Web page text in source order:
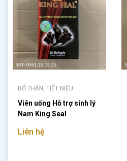
BỔ THẬN, TIẾT NIỆU
Viên uống Hỗ trợ sinh lý
Nam King Seal
Liên hệ